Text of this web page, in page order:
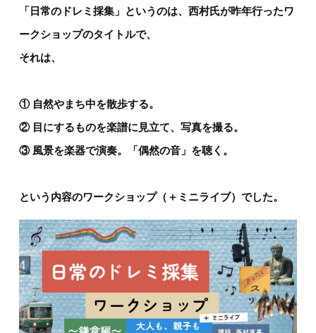
「日常のドレミ採集」というのは、西村氏が昨年行ったワ
ークショップのタイトルで、
それは、
① 自然やまち中を散歩する。
② 目にするものを楽譜に見立て、写真を撮る。
③ 風景を楽器で演奏。「偶然の音」を聴く。
という内容のワークショップ（＋ミニライブ）でした。